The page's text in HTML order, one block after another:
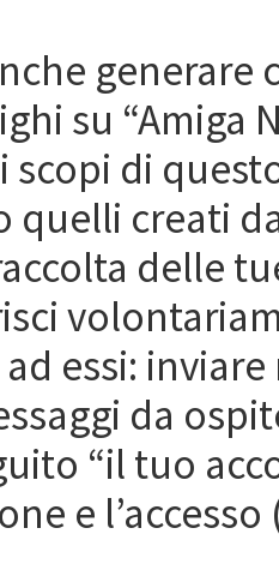
su “Amiga
scopi di
quelli creati
delle
essi:
da
“il tuo
e